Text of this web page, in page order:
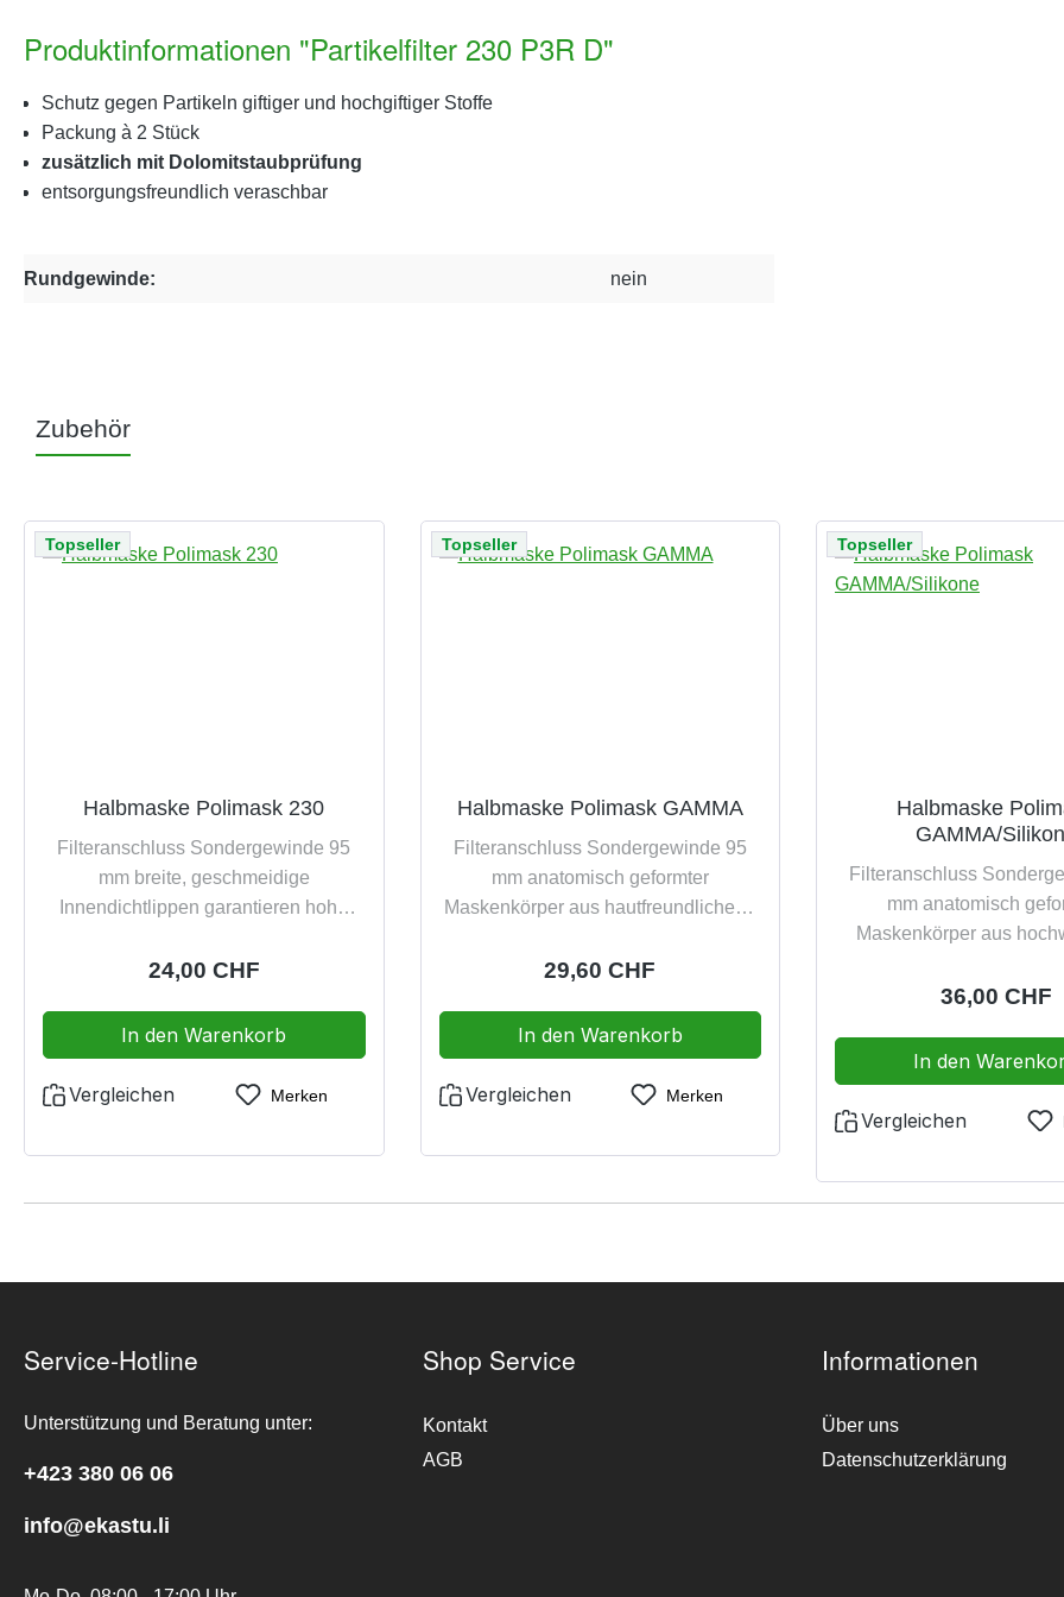
Produktinformationen "Partikelfilter 230 P3R D"
Schutz gegen Partikeln giftiger und hochgiftiger Stoffe
Packung à 2 Stück
zusätzlich mit Dolomitstaubprüfung
entsorgungsfreundlich veraschbar
Rundgewinde: nein
Zubehör
Topseller
Halbmaske Polimask 230
Filteranschluss Sondergewinde 95
mm breite, geschmeidige
Innendichtlippen garantieren hohe
weichem EPDM gefertigt spezielle
Blickfeld und niedrige
Atemwiderstände aufgrund der
speziellen Passform ist die Maske für
Regulärer Preis:
24,00 CHF
In den Warenkorb
Vergleichen Merken
Topseller
Halbmaske Polimask GAMMA
Filteranschluss Sondergewinde 95
mm anatomisch geformter
Maskenkörper aus hautfreundlichem,
Gesichtsform bequem und problemlos
neuartige 4-Punkt-Bänderung sorgt für
eine optimale Gewichtsverteilung und
schnelles Anlegen hervorragender
Regulärer Preis:
29,60 CHF
In den Warenkorb
Vergleichen Merken
Topseller
Halbmaske
GAMMA/
Filteranschluss
mm anatomisch
Maskenkörper aus
Silikon, passt sich jeder
brillengerechte
neuartige 4-Punkt-
eine optimale
komfortabel durch
Regulärer
36,00 CHF
In den
Vergleichen
Service-Hotline
Unterstützung und Beratung unter:
+423 380 06 06
info@ekastu.li
Shop Service
Kontakt
AGB
Informationen
Über uns
Datenschutzerklärung